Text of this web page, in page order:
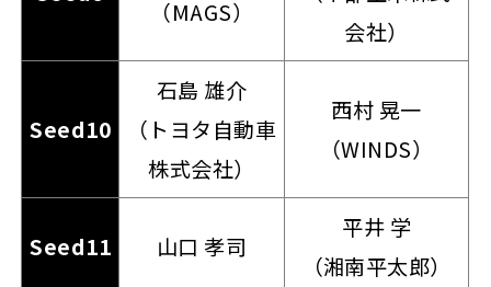
（MAGS）
会社）
Seed10
石島 雄介
（トヨタ自動車
株式会社）
西村 晃一
（WINDS）
Seed11 山口 孝司
平井 学
（湘南平太郎）